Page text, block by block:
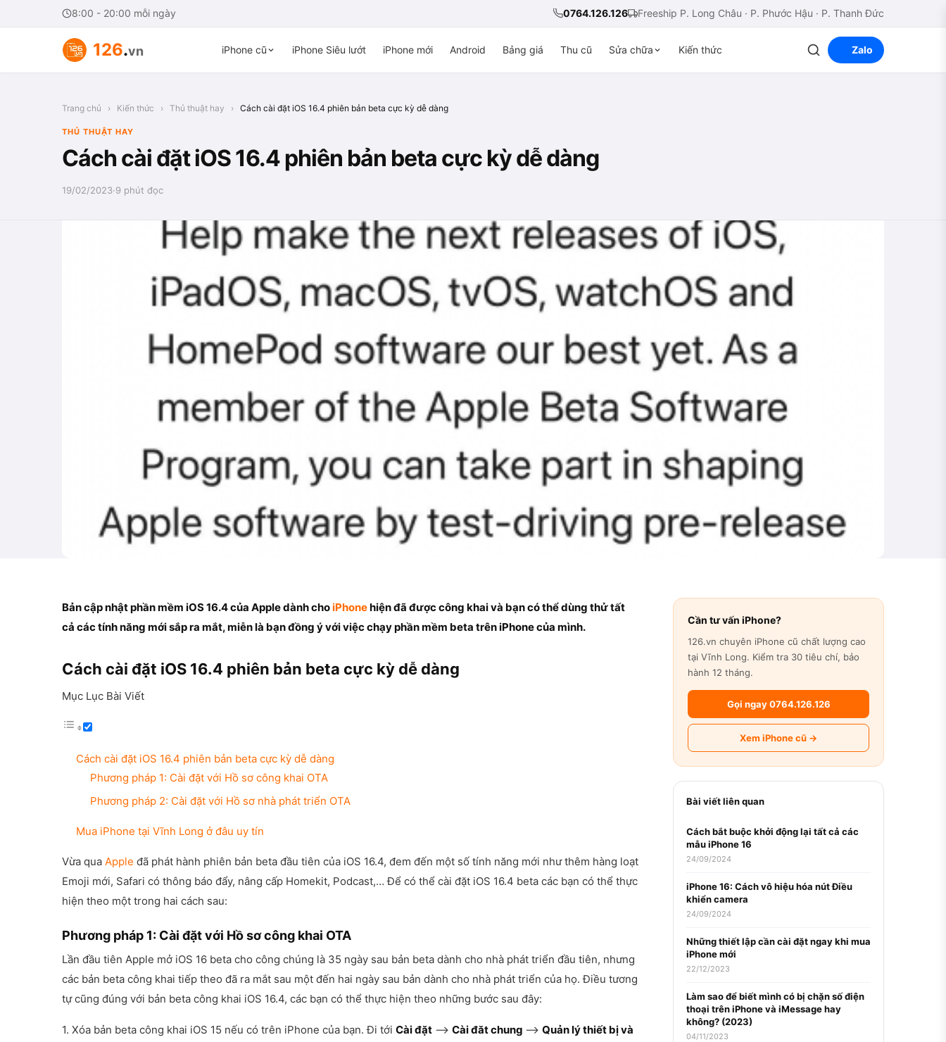
8:00 - 20:00 mỗi ngày 0764.126.126 Freeship P. Long Châu · P. Phước Hậu · P. Thanh Đức
126.vn iPhone cũ iPhone Siêu lướt iPhone mới Android Bảng giá Thu cũ Sửa chữa Kiến thức Zalo
Trang chủ › Kiến thức › Thủ thuật hay › Cách cài đặt iOS 16.4 phiên bản beta cực kỳ dễ dàng
THỦ THUẬT HAY
Cách cài đặt iOS 16.4 phiên bản beta cực kỳ dễ dàng
19/02/2023·9 phút đọc
Bản cập nhật phần mềm iOS 16.4 của Apple dành choiPhonehiện đã được công khai và bạn có thể dùng thử tất
cả các tính năng mới sắp ra mắt, miễn là bạn đồng ý với việc chạy phần mềm beta trên iPhone của mình.
Cách cài đặt iOS 16.4 phiên bản beta cực kỳ dễ dàng
Mục Lục Bài Viết
Cách cài đặt iOS 16.4 phiên bản beta cực kỳ dễ dàng
Phương pháp 1: Cài đặt với Hồ sơ công khai OTA
Phương pháp 2: Cài đặt với Hồ sơ nhà phát triển OTA
Mua iPhone tại Vĩnh Long ở đâu uy tín
Vừa qua Apple đã phát hành phiên bản beta đầu tiên của iOS 16.4, đem đến một số tính năng mới như thêm hàng loạt
Emoji mới, Safari có thông báo đẩy, nâng cấp Homekit, Podcast,… Để có thể cài đặt iOS 16.4 beta các bạn có thể thực
hiện theo một trong hai cách sau:
Phương pháp 1: Cài đặt với Hồ sơ công khai OTA
Lần đầu tiên Apple mở iOS 16 beta cho công chúng là 35 ngày sau bản beta dành cho nhà phát triển đầu tiên, nhưng
các bản beta công khai tiếp theo đã ra mắt sau một đến hai ngày sau bản dành cho nhà phát triển của họ. Điều tương
tự cũng đúng với bản beta công khai iOS 16.4, các bạn có thể thực hiện theo những bước sau đây:
1. Xóa bản beta công khai iOS 15 nếu có trên iPhone của bạn. Đi tới Cài đặt –> Cài đăt chung –> Quản lý thiết bị và
Cần tư vấn iPhone?
126.vn chuyên iPhone cũ chất lượng cao
tại Vĩnh Long. Kiểm tra 30 tiêu chí, bảo
hành 12 tháng.
Gọi ngay 0764.126.126
Xem iPhone cũ →
Bài viết liên quan
Cách bắt buộc khởi động lại tất cả các
mẫu iPhone 16
24/09/2024
iPhone 16: Cách vô hiệu hóa nút Điều
khiển camera
24/09/2024
Những thiết lập cần cài đặt ngay khi mua
iPhone mới
22/12/2023
Làm sao để biết mình có bị chặn số điện
thoại trên iPhone và iMessage hay
không? (2023)
04/11/2023